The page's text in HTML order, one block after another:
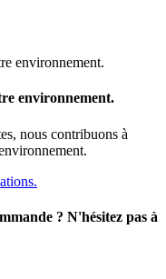
environnement.
nous contribuons à
? N'hésitez pas à